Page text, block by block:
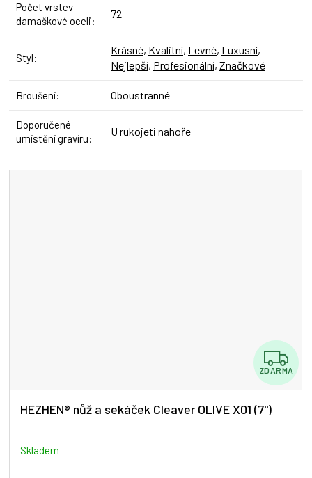
Počet vrstev
damaškové oceli:
72
Styl:
Krásné, Kvalitní, Levné, Luxusní,
Nejlepší, Profesionální, Značkové
Broušení: Oboustranné
Doporučené
umístění gravíru:
U rukojeti nahoře
Z
D
ZDARMA
HEZHEN® nůž a sekáček Cleaver OLIVE X01 (7")
Skladem